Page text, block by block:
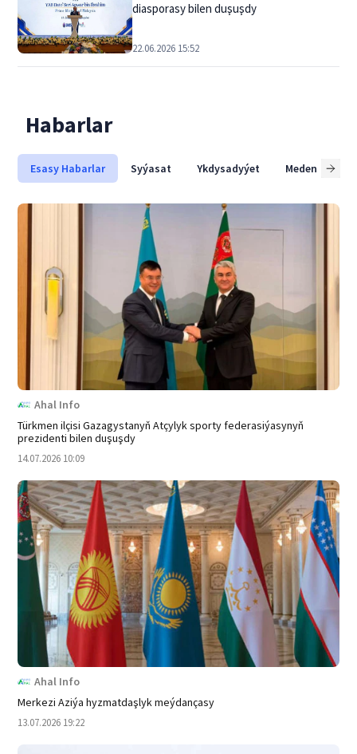
diasporasy bilen duşuşdy
22.06.2026 15:52
Habarlar
Esasy Habarlar Syýasat Ykdysadyýet Medeniýet
Ahal Info
Türkmen ilçisi Gazagystanyň Atçylyk sporty federasiýasynyň
prezidenti bilen duşuşdy
14.07.2026 10:09
Ahal Info
Merkezi Aziýa hyzmatdaşlyk meýdançasy
13.07.2026 19:22